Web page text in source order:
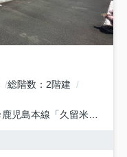
総階数
2階建
鹿児島本線 「久留米